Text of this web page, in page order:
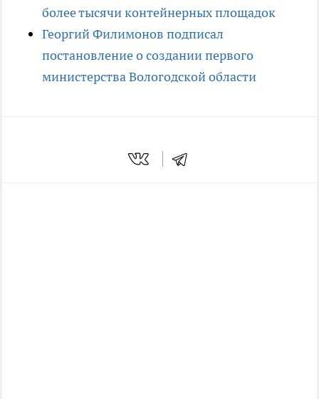
более тысячи контейнерных площадок
Георгий Филимонов подписал
постановление о создании первого
министерства Вологодской области